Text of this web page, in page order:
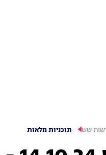
שש תוכניות מלאות